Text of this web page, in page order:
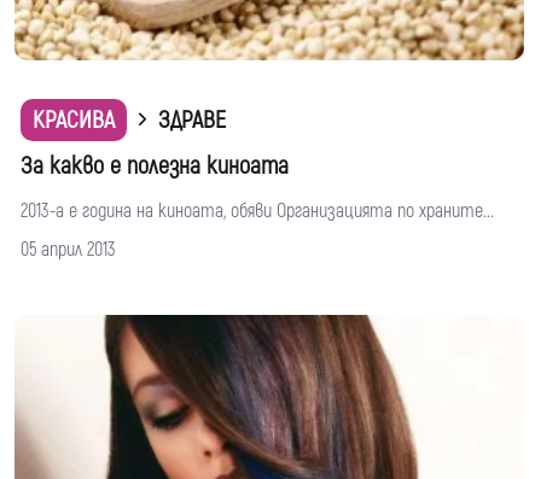
КРАСИВА
ЗДРАВЕ
За какво е полезна киноата
2013-а е година на киноата, обяви Организацията по храните...
05 април 2013